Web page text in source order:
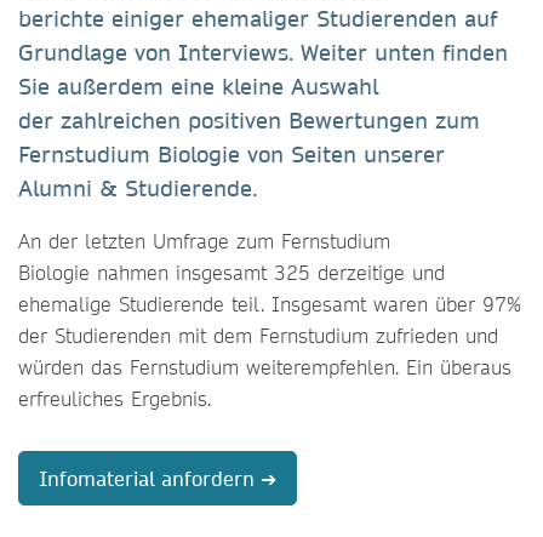
berichte einiger ehemaliger Studierenden auf
Grundlage von Interviews. Weiter unten finden
Sie außerdem eine kleine Auswahl
der zahlreichen positiven Bewertungen zum
Fernstudium Biologie von Seiten unserer
Alumni & Studierende.
An der letzten Umfrage zum Fernstudium
Biologie nahmen insgesamt 325 derzeitige und
ehemalige Studierende teil. Insgesamt waren über 97%
der Studierenden mit dem Fernstudium zufrieden und
würden das Fernstudium weiterempfehlen. Ein überaus
erfreuliches Ergebnis.
Infomaterial anfordern ➔